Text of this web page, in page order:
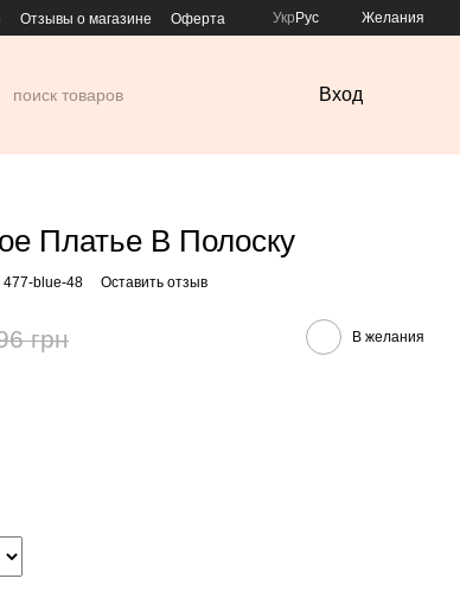
Отзывы о магазине Оферта Укр Рус Желания
Вход
Платье В Полоску
477-blue-48 Оставить отзыв
грн В желания